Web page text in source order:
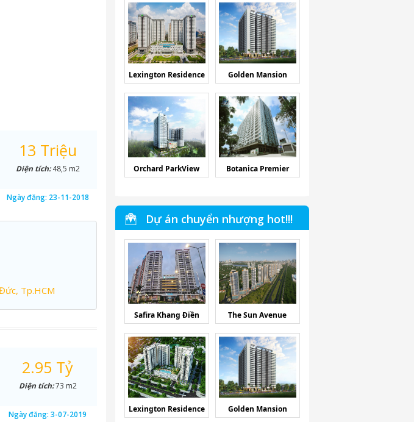
13 Triệu
Diện tích:48,5 m2
Ngày đăng: 23-11-2018
Tp.HCM
2.95 Tỷ
Diện tích:73 m2
Ngày đăng:3-07-2019
Lexington Residence Golden Mansion
Orchard ParkView Botanica Premier
Dự án chuyển nhượng hot!!!
Safira Khang Điền The Sun Avenue
Lexington Residence Golden Mansion